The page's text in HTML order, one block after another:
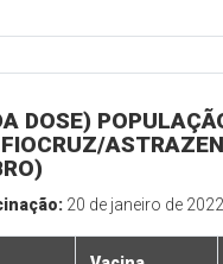
DOSE)
FIOCRUZ/
20 de janeiro de 2022